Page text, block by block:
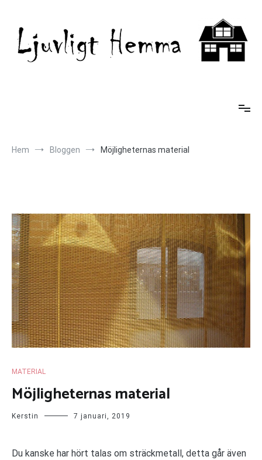
innehåll
Hem Bloggen Möjligheternas material
MATERIAL
Möjligheternas material
Kerstin 7 januari, 2019
Du kanske har hört talas om sträckmetall, detta går även